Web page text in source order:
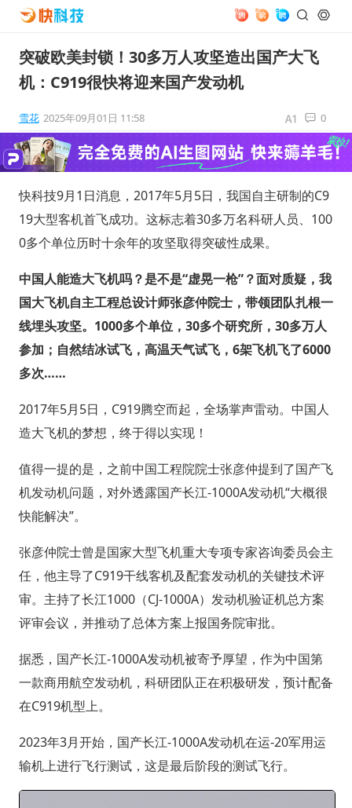
突破欧美封锁！30多万人攻坚造出国产大飞
机：C919很快将迎来国产发动机
雪花 2025年09月01日 11:58 0
快科技9月1日消息，2017年5月5日，我国自主研制的C9
19大型客机首飞成功。这标志着30多万名科研人员、100
0多个单位历时十余年的攻坚取得突破性成果。
中国人能造大飞机吗？是不是“虚晃一枪”？面对质疑，我
国大飞机自主工程总设计师张彦仲院士，带领团队扎根一
线埋头攻坚。1000多个单位，30多个研究所，30多万人
参加；自然结冰试飞，高温天气试飞，6架飞机飞了6000
多次……
2017年5月5日，C919腾空而起，全场掌声雷动。中国人
造大飞机的梦想，终于得以实现！
值得一提的是，之前中国工程院院士张彦仲提到了国产飞
机发动机问题，对外透露国产长江-1000A发动机“大概很
快能解决”。
张彦仲院士曾是国家大型飞机重大专项专家咨询委员会主
任，他主导了C919干线客机及配套发动机的关键技术评
审。主持了长江1000（CJ-1000A）发动机验证机总方案
评审会议，并推动了总体方案上报国务院审批。
据悉，国产长江-1000A发动机被寄予厚望，作为中国第
一款商用航空发动机，科研团队正在积极研发，预计配备
在C919机型上。
2023年3月开始，国产长江-1000A发动机在运-20军用运
输机上进行飞行测试，这是最后阶段的测试飞行。